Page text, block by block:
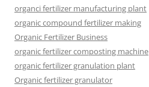
organci fertilizer manufacturing plant
organic compound fertilizer making
Organic Fertilizer Business
organic fertilizer composting machine
organic fertilizer granulation plant
Organic fertilizer granulator